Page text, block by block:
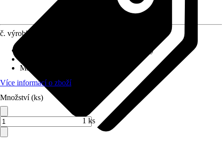
č. výrobku
Zapuštěné bazény
Materiál
Více informací o zboží
Množství (ks)
1 ks